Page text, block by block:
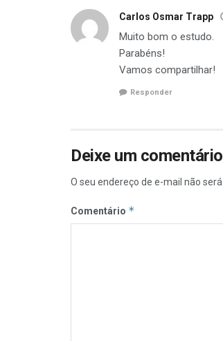
Carlos Osmar Trapp
Muito bom o estudo.
Parabéns!
Vamos compartilhar!
Responder
Deixe um comentário
O seu endereço de e-mail não será
Comentário *